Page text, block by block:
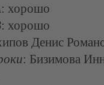
: хорошо
: хорошо
Денис
: Бизимова